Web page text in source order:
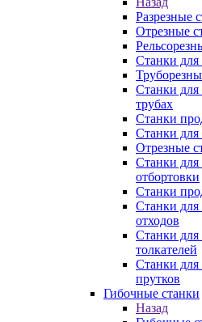
Разрезные
Отрезные
Станки для
Станки для
трубаx
Станки
Станки для
Отрезные
Станки для
отбортовки
Станки
Станки
отходов
Станки
толкателей
Станки для
прутков
Гибочные станки
Назад